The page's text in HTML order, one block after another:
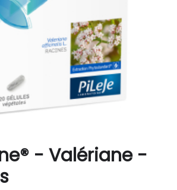
- Valériane -